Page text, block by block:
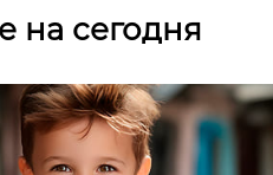
на сегодня